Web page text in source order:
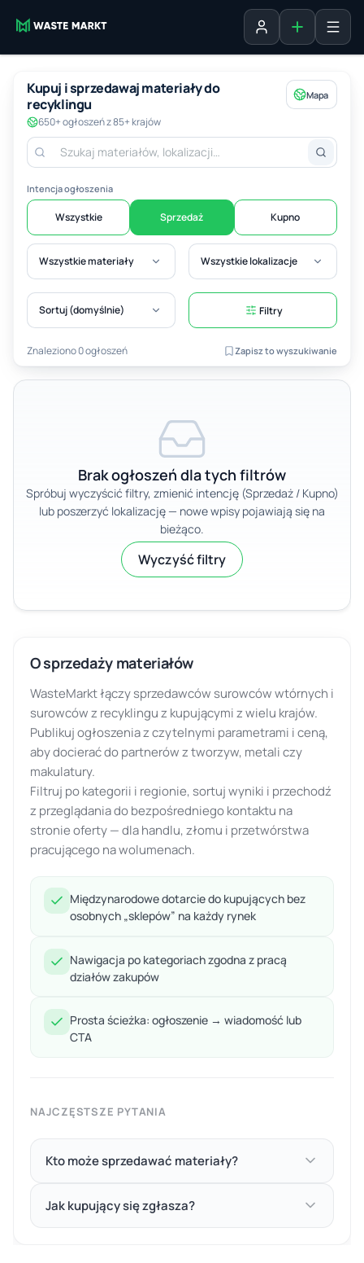
Zaloguj sięDodaj
Kupuj i sprzedawaj materiały do
recyklingu
650+ ogłoszeń z 85+ krajów
Mapa
Intencja ogłoszenia
Wszystkie Sprzedaż Kupno
Wszystkie materiały Wszystkie lokalizacje
Sortuj (domyślnie) Filtry
Znaleziono 0 ogłoszeń Zapisz to wyszukiwanie
Brak ogłoszeń dla tych filtrów
Spróbuj wyczyścić filtry, zmienić intencję (Sprzedaż / Kupno)
lub poszerzyć lokalizację — nowe wpisy pojawiają się na
bieżąco.
Wyczyść filtry
O sprzedaży materiałów
WasteMarkt łączy sprzedawców surowców wtórnych i
surowców z recyklingu z kupującymi z wielu krajów.
Publikuj ogłoszenia z czytelnymi parametrami i ceną,
aby docierać do partnerów z tworzyw, metali czy
makulatury.
Filtruj po kategorii i regionie, sortuj wyniki i przechodź
z przeglądania do bezpośredniego kontaktu na
stronie oferty — dla handlu, złomu i przetwórstwa
pracującego na wolumenach.
Międzynarodowe dotarcie do kupujących bez
osobnych „sklepów” na każdy rynek
Nawigacja po kategoriach zgodna z pracą
działów zakupów
Prosta ścieżka: ogłoszenie → wiadomość lub
CTA
NAJCZĘSTSZE PYTANIA
Kto może sprzedawać materiały?
Jak kupujący się zgłasza?